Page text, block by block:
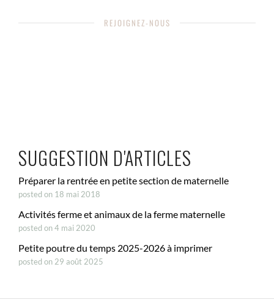
REJOIGNEZ-NOUS
SUGGESTION D'ARTICLES
Préparer la rentrée en petite section de maternelle
posted on 18 mai 2018
Activités ferme et animaux de la ferme maternelle
posted on 4 mai 2020
Petite poutre du temps 2025-2026 à imprimer
posted on 29 août 2025